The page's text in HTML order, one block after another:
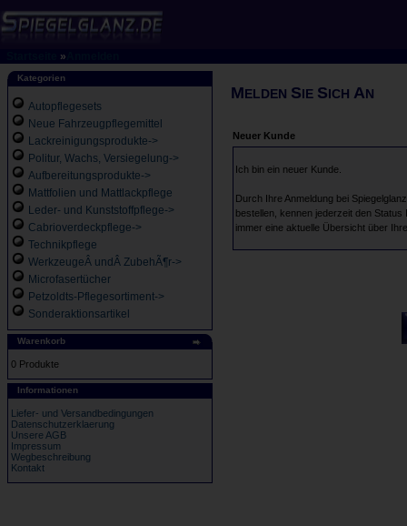
»
Kategorien
Autopflegesets
Neue Fahrzeugpflegemittel
Lackreinigungsprodukte->
Politur, Wachs, Versiegelung->
Aufbereitungsprodukte->
Mattfolien und Mattlackpflege
Leder- und Kunststoffpflege->
Cabrioverdeckpflege->
Technikpflege
WerkzeugeÂ undÂ ZubehÃ¶r->
Microfasertücher
Petzoldts-Pflegesortiment->
Sonderaktionsartikel
Warenkorb
0 Produkte
Informationen
Liefer- und Versandbedingungen
Datenschutzerklaerung
Unsere AGB
Impressum
Wegbeschreibung
Kontakt
MELDEN SIE SICH AN
Neuer Kunde
Ich bin ein neuer Kunde.
Durch Ihre Anmeldung bei
bestellen, kennen jederzeit den
immer eine aktuelle Übersicht über